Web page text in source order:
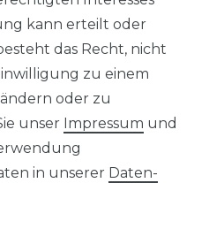
kann erteilt oder
das Recht, nicht
zu einem
oder zu
unser Impressum und
in unserer Daten­